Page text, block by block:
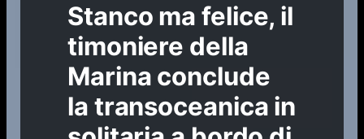
Stanco ma felice, il
timoniere della
Marina conclude
la transoceanica in